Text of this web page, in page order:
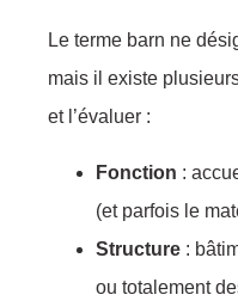
Le terme barn ne
mais il existe
et l’évaluer :
Fonction :
(et parfois le
Structure :
ou totalement